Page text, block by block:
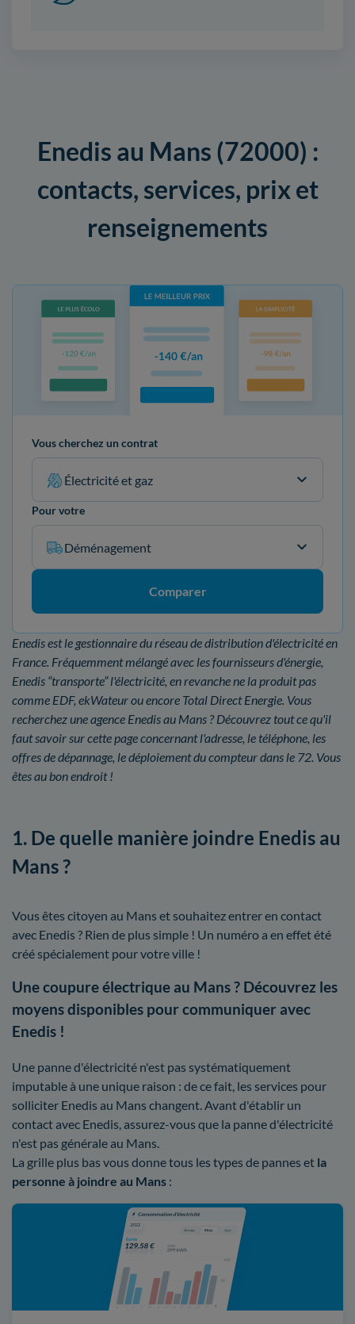
Enedis au Mans (72000) :
contacts, services, prix et
renseignements
Vous cherchez un contrat
Électricité et gaz
Pour votre
Déménagement
Comparer
Enedis est le gestionnaire du réseau de distribution d'électricité en
France. Fréquemment mélangé avec les fournisseurs d'énergie,
Enedis “transporte” l'électricité, en revanche ne la produit pas
comme EDF, ekWateur ou encore Total Direct Energie. Vous
recherchez une agence Enedis au Mans ? Découvrez tout ce qu'il
faut savoir sur cette page concernant l'adresse, le téléphone, les
offres de dépannage, le déploiement du compteur dans le 72. Vous
êtes au bon endroit !
1. De quelle manière joindre Enedis au
Mans ?
Vous êtes citoyen au Mans et souhaitez entrer en contact
avec Enedis ? Rien de plus simple ! Un numéro a en effet été
créé spécialement pour votre ville !
Une coupure électrique au Mans ? Découvrez les
moyens disponibles pour communiquer avec
Enedis !
Une panne d'électricité n'est pas systématiquement
imputable à une unique raison : de ce fait, les services pour
solliciter Enedis au Mans changent. Avant d'établir un
contact avec Enedis, assurez-vous que la panne d'électricité
n'est pas générale au Mans.
La grille plus bas vous donne tous les types de pannes et la
personne à joindre au Mans :